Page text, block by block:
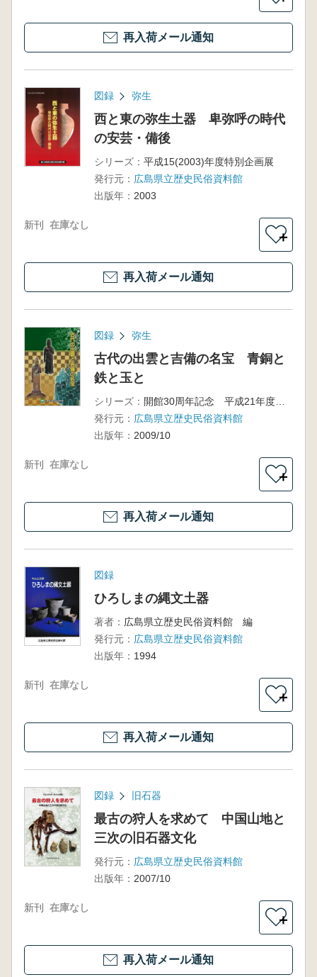
再入荷メール通知
図録 弥生
西と東の弥生土器 卑弥呼の時代
の安芸・備後
シリーズ： 平成15(2003)年度特別企画展
発行元： 広島県立歴史民俗資料館
出版年： 2003
新刊 在庫なし
＋
再入荷メール通知
図録 弥生
古代の出雲と吉備の名宝 青銅と
鉄と玉と
シリーズ：
開館30周年記念 平成21年度秋の特別企画展
発行元： 広島県立歴史民俗資料館
出版年： 2009/10
新刊 在庫なし
＋
再入荷メール通知
図録
ひろしまの縄文土器
著者： 広島県立歴史民俗資料館 編
発行元： 広島県立歴史民俗資料館
出版年： 1994
新刊 在庫なし
＋
再入荷メール通知
図録 旧石器
最古の狩人を求めて 中国山地と
三次の旧石器文化
発行元： 広島県立歴史民俗資料館
出版年： 2007/10
新刊 在庫なし
＋
再入荷メール通知